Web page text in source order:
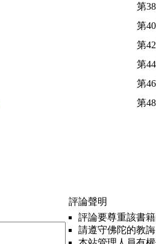
第
第
第
第
第
第
評論聲明
評論要尊重該書
請遵守佛陀的教